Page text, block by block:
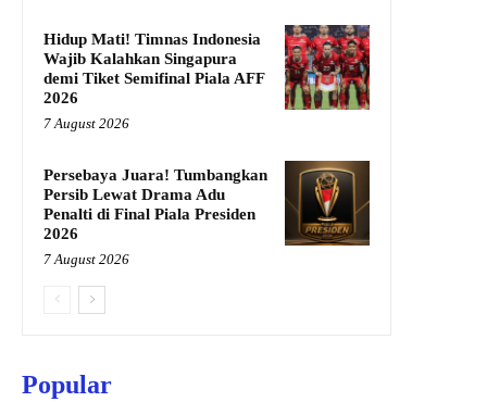
Hidup Mati! Timnas Indonesia
Wajib Kalahkan Singapura
demi Tiket Semifinal Piala AFF
2026
7 August 2026
Persebaya Juara! Tumbangkan
Persib Lewat Drama Adu
Penalti di Final Piala Presiden
2026
7 August 2026
Popular